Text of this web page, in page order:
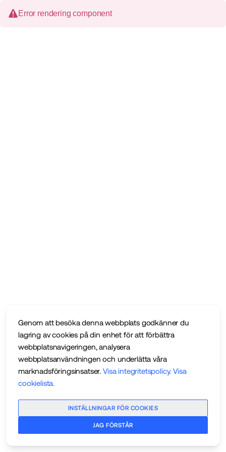
Genom att besöka denna webbplats godkänner du
lagring av cookies på din enhet för att förbättra
webbplatsnavigeringen, analysera
webbplatsanvändningen och underlätta våra
marknadsföringsinsatser. Visa integritetspolicy. Visa
cookielista.
INSTÄLLNINGAR FÖR COOKIES
JAG FÖRSTÅR
Error rendering component